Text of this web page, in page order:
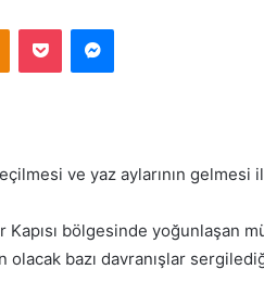
Odnoklassniki
Pocket Messenger
ve yaz aylarının gelmesi
Kapısı bölgesinde yoğunlaşan
olacak bazı davranışlar